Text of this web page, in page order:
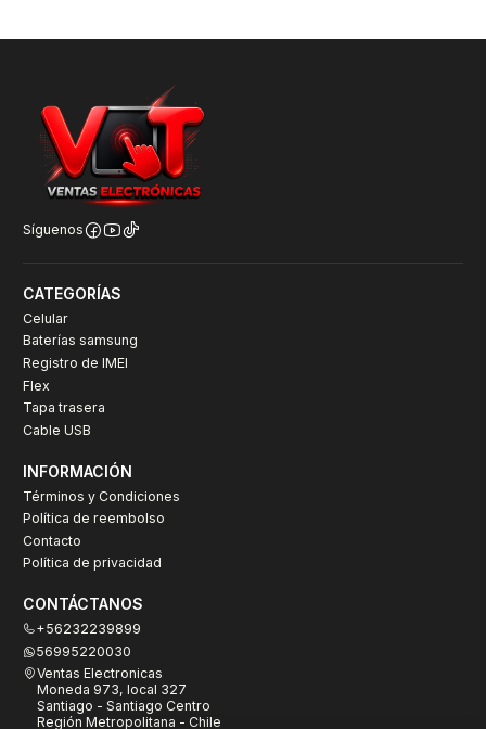
Síguenos
CATEGORÍAS
Celular
Baterías samsung
Registro de IMEI
Flex
Tapa trasera
Cable USB
INFORMACIÓN
Términos y Condiciones
Política de reembolso
Contacto
Política de privacidad
CONTÁCTANOS
+56232239899
56995220030
Ventas Electronicas
Moneda 973, local 327
Santiago - Santiago Centro
Región Metropolitana - Chile